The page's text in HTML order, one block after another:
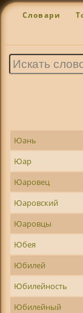
Словари
Юань
Юар
Юаровец
Юаровский
Юаровцы
Юбея
Юбилей
Юбилейность
Юбилейный